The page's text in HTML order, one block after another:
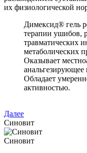
их физиологической
Димексид® гель
терапии ушибов,
травматических
метаболических
Оказывает
анальгезирующее
Обладает
активностью.
Далее
Синовит
Синовит